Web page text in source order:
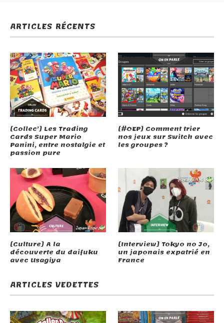
ARTICLES RÉCENTS
[Collec’] Les Trading
Cards Super Mario
Panini, entre nostalgie et
passion pure
[#OEP] Comment trier
nos jeux sur Switch avec
les groupes ?
[Culture] A la
découverte du daifuku
avec Usagiya
[Interview] Tokyo no Jo,
un japonais expatrié en
France
ARTICLES VEDETTES